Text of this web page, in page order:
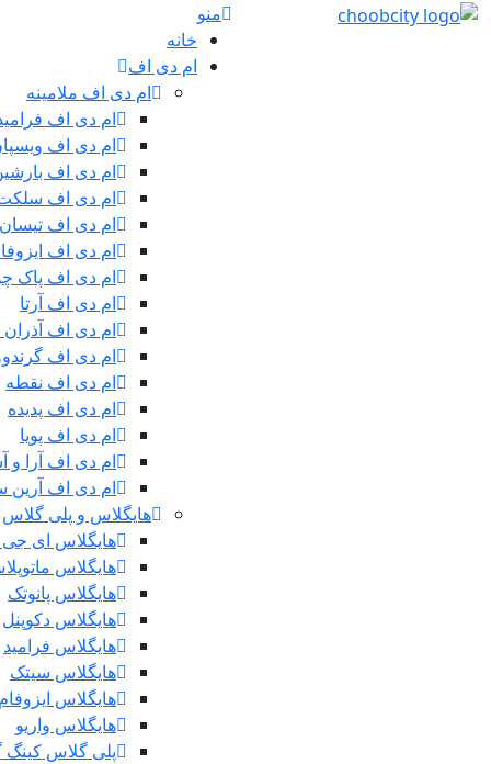
منو
خانه
ام دی اف
ام دی اف ملامینه
ام دی اف
ام دی اف
ام دی اف
ام دی اف
ام دی اف تیسان
ام دی اف
ام دی اف پاک
ام دی اف آرتا
ام دی اف
ام دی اف
ام دی اف نقطه
ام دی اف پدیده
ام دی اف پویا
ام دی اف آرا و
ام دی اف آرین
هایگلاس و پلی گلاس
هایگلاس ای
هایگلاس
هایگلاس پانوتک
هایگلاس دکوپنل
هایگلاس فرامید
هایگلاس سیتک
هایگلاس ایزوفام
هایگلاس واریو
پلی گلاس